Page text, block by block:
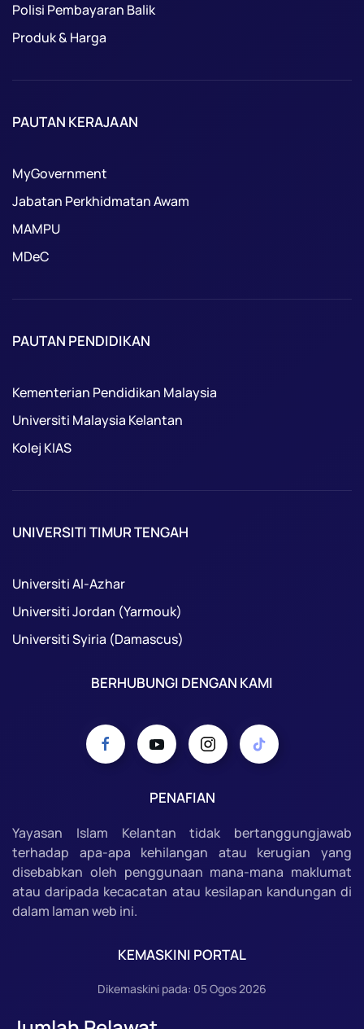
Polisi Pembayaran Balik
Produk & Harga
PAUTAN KERAJAAN
MyGovernment
Jabatan Perkhidmatan Awam
MAMPU
MDeC
PAUTAN PENDIDIKAN
Kementerian Pendidikan Malaysia
Universiti Malaysia Kelantan
Kolej KIAS
UNIVERSITI TIMUR TENGAH
Universiti Al-Azhar
Universiti Jordan (Yarmouk)
Universiti Syiria (Damascus)
BERHUBUNGI DENGAN KAMI
PENAFIAN
Yayasan Islam Kelantan tidak bertanggungjawab
terhadap apa-apa kehilangan atau kerugian yang
disebabkan oleh penggunaan mana-mana maklumat
atau daripada kecacatan atau kesilapan kandungan di
dalam laman web ini.
KEMASKINI PORTAL
Dikemaskini pada: 05 Ogos 2026